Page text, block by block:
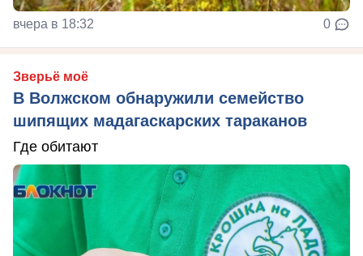
вчера в 18:32 0
Зверьё моё
В Волжском обнаружили семейство
шипящих мадагаскарских тараканов
Где обитают